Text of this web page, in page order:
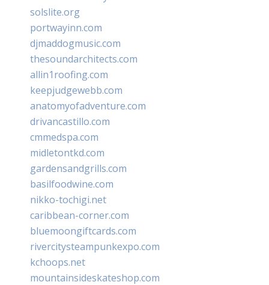
solslite.org
portwayinn.com
djmaddogmusic.com
thesoundarchitects.com
allin1roofing.com
keepjudgewebb.com
anatomyofadventure.com
drivancastillo.com
cmmedspa.com
midletontkd.com
gardensandgrills.com
basilfoodwine.com
nikko-tochigi.net
caribbean-corner.com
bluemoongiftcards.com
rivercitysteampunkexpo.com
kchoops.net
mountainsideskateshop.com